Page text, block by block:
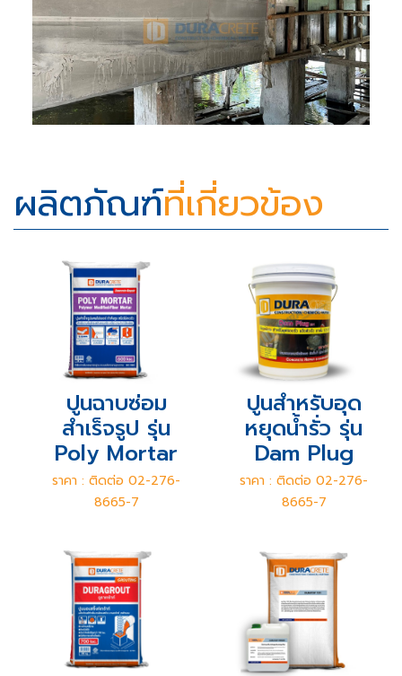
ผลิตภัณฑ์ที่เกี่ยวข้อง
ปูนฉาบซ่อม
สำเร็จรูป รุ่น
Poly Mortar
ราคา : ติดต่อ 02-276-
8665-7
ปูนสำหรับอุด
หยุดน้ำรั่ว รุ่น
Dam Plug
ราคา : ติดต่อ 02-276-
8665-7